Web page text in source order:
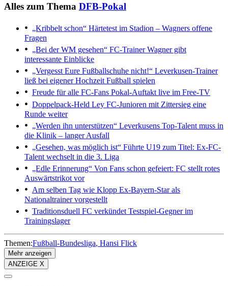
Alles zum Thema DFB-Pokal
„Kribbelt schon“ Härtetest im Stadion – Wagners offene
Fragen
„Bei der WM gesehen“ FC-Trainer Wagner gibt
interessante Einblicke
„Vergesst Eure Fußballschuhe nicht!“ Leverkusen-Trainer
ließ bei eigener Hochzeit Fußball spielen
Freude für alle FC-Fans Pokal-Auftakt live im Free-TV
Doppelpack-Held Ley FC-Junioren mit Zittersieg eine
Runde weiter
„Werden ihn unterstützen“ Leverkusens Top-Talent muss in
die Klinik – langer Ausfall
„Gesehen, was möglich ist“ Führte U19 zum Titel: Ex-FC-
Talent wechselt in die 3. Liga
„Edle Erinnerung“ Von Fans schon gefeiert: FC stellt rotes
Auswärtstrikot vor
Am selben Tag wie Klopp Ex-Bayern-Star als
Nationaltrainer vorgestellt
Traditionsduell FC verkündet Testspiel-Gegner im
Trainingslager
Themen:Fußball-Bundesliga Hansi Flick
Mehr anzeigen
ANZEIGE X